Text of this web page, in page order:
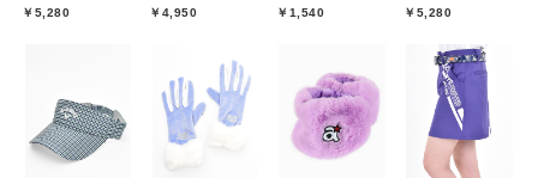
￥5,280
￥4,950
￥1,540
￥5,280